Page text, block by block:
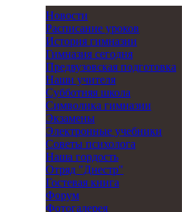
Новости
Расписание уроков
История гимназии
Гимназия сегодня
Предвузовская подготовка
Наши учителя
Субботняя школа
Символика гимназии
Экзамены
Электронные учебники
Советы психолога
Наша гордость
Отряд "Днестр"
Гостевая книга
Форум
Фотогалерея